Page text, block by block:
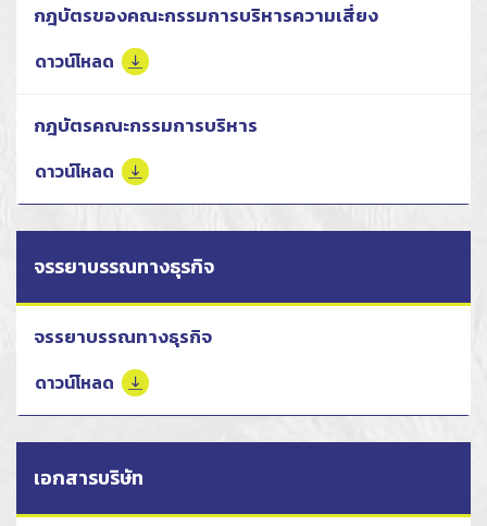
กฎบัตรของคณะกรรมการบริหารความเสี่ยง
ดาวน์โหลด
กฎบัตรคณะกรรมการบริหาร
ดาวน์โหลด
จรรยาบรรณทางธุรกิจ
จรรยาบรรณทางธุรกิจ
ดาวน์โหลด
เอกสารบริษัท